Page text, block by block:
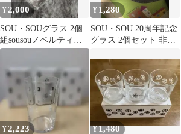
¥2,000
SOU・SOUグラス 2個
組sousouノベルティ
2026
¥ 1,280
SOU・SOU 20周年記念
グラス 2個セット 非売
¥2,223 ¥1,480